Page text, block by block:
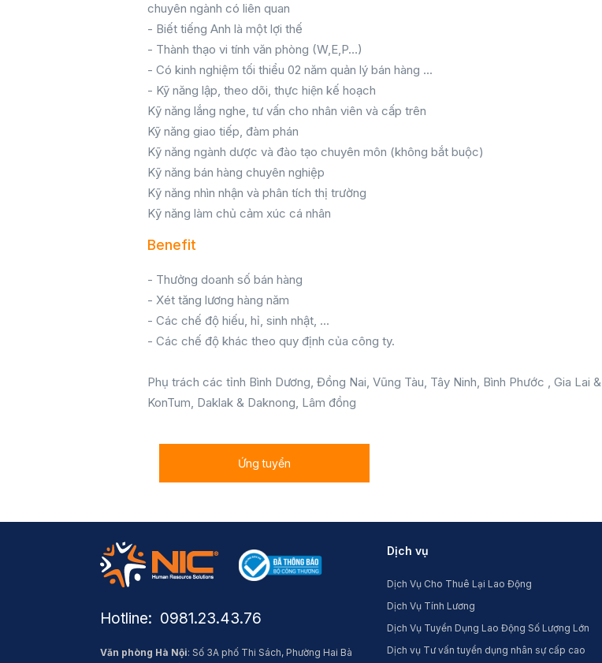
chuyên ngành có liên quan
- Biết tiếng Anh là một lợi thế
- Thành thạo vi tính văn phòng (W,E,P…)
- Có kinh nghiệm tối thiểu 02 năm quản lý bán hàng ...
- Kỹ năng lập, theo dõi, thực hiện kế hoạch
Kỹ năng lắng nghe, tư vấn cho nhân viên và cấp trên
Kỹ năng giao tiếp, đàm phán
Kỹ năng ngành dược và đào tạo chuyên môn (không bắt buộc)
Kỹ năng bán hàng chuyên nghiệp
Kỹ năng nhìn nhận và phân tích thị trường
Kỹ năng làm chủ cảm xúc cá nhân
Benefit
- Thưởng doanh số bán hàng
- Xét tăng lương hàng năm
- Các chế độ hiếu, hỉ, sinh nhật, ...
- Các chế độ khác theo quy định của công ty.
Phụ trách các tỉnh Bình Dương, Đồng Nai, Vũng Tàu, Tây Ninh, Bình Phước , Gia Lai &
KonTum, Daklak & Daknong, Lâm đồng
Ứng tuyển
Hotline: ​ 0981.23.43.76
Văn phòng Hà Nội: Số 3A phố Thi Sách, Phường Hai Bà
Dịch vụ
Dịch Vụ Cho Thuê Lại Lao Động
Dịch Vụ Tính Lương
Dịch Vụ Tuyển Dụng Lao Động Số Lượng Lớn
Dịch vụ Tư vấn tuyển dụng nhân sự cấp cao